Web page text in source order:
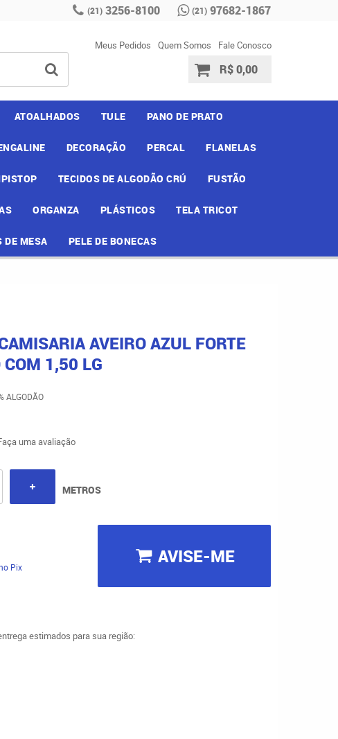
(21) 3256-8100 (21) 97682-1867
Meus Pedidos Quem Somos Fale Conosco
R$ 0,00
ATOALHADOS TULE PANO DE PRATO
DECORAÇÃO PERCAL FLANELAS
TECIDOS DE ALGODÃO CRÚ FUSTÃO
ORGANZA PLÁSTICOS TELA TRICOT
DE MESA PELE DE BONECAS
AVEIRO AZUL FORTE
COM 1,50 LG
ALGODÃO
uma avaliação
METROS
Pix AVISE-ME
estimados para sua região: